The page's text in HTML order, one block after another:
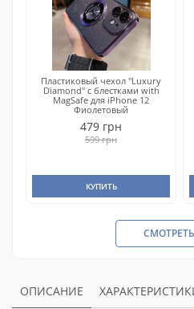
Пластиковый чехол "Luxury
Diamond" с блестками with
MagSafe для iPhone 12
Фиолетовый
479 грн
599 грн
КУПИТЬ
ОПИСАНИЕ